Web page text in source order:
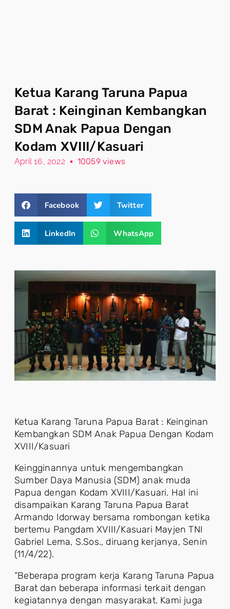
Ketua Karang Taruna Papua
Barat : Keinginan Kembangkan
SDM Anak Papua Dengan
Kodam XVIII/Kasuari
April 16, 2022 10059 views
Facebook Twitter
LinkedIn WhatsApp
Ketua Karang Taruna Papua Barat : Keinginan
Kembangkan SDM Anak Papua Dengan Kodam
XVIII/Kasuari
Keingginannya untuk mengembangkan
Sumber Daya Manusia (SDM) anak muda
Papua dengan Kodam XVIII/Kasuari. Hal ini
disampaikan Karang Taruna Papua Barat
Armando Idorway bersama rombongan ketika
bertemu Pangdam XVIII/Kasuari Mayjen TNI
Gabriel Lema, S.Sos., diruang kerjanya, Senin
(11/4/22).
“Beberapa program kerja Karang Taruna Papua
Barat dan beberapa informasi terkait dengan
kegiatannya dengan masyarakat. Kami juga